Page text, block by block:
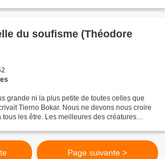
du soufisme (Théodore
grande ni la plus petite de toutes celles que
Tierno Bokar. Nous ne devons nous croire
les être. Les meilleures des créatures
Page suivante >